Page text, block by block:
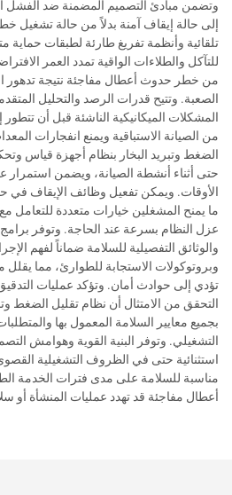
وتضمن مبادئ التصميم المضمنة ضد
إلى حالة إيقاف آمنة بدلاً من حالة تشغيل
تلقائية وأنظمة تفريغ طارئة لطبقات حماية
للتآكل والطلاءات الواقية تمدد العمر
من خطر حدوث أعطال مفاجئة نتيجة تدهور
الصعبة. وتتيح قدرات الرصد والتحليل
المشكلات الميكانيكية الناشئة قبل أن
من الصيانة الاستباقية ويمنع انفجارات
الضغط وتبريد البخار بنظام أجهزة قياس
حتى أثناء أنشطة الصيانة، ويضمن استمرار
الأوقات. ويمكن تفعيل وظائف الإيقاف في
ما يمنح المشغلين خيارات متعددة للتعامل
عزل النظام بسرعة عند الحاجة. وتوفر
والوثائق التفصيلية للسلامة ضماناً لفهم
وبروتوكولات الاستجابة للطوارئ، مما
تؤدي إلى حوادث أمان. وتؤكد عمليات
التحقق من الامتثال أن نظام تقليل الضغط
بجميع معايير السلامة المعمول بها
التشغيلي. وتوفر البنية القوية وهوامش
استثنائية حتى في الظروف التشغيلية
مناسبة للسلامة على مدى فترات الخدمة
أعطال مفاجئة قد تهدد عمليات المنشأة أو